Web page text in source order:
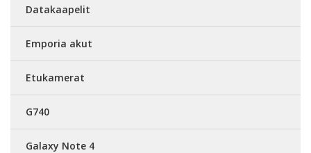
Datakaapelit
Emporia akut
Etukamerat
G740
Galaxy Note 4